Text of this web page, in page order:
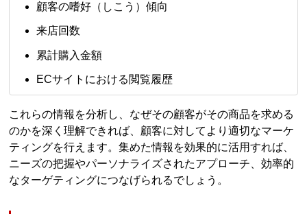
顧客の嗜好（しこう）傾向
来店回数
累計購入金額
ECサイトにおける閲覧履歴
これらの情報を分析し、なぜその顧客がその商品を求める
のかを深く理解できれば、顧客に対してより適切なマーケ
ティングを行えます。集めた情報を効果的に活用すれば、
ニーズの把握やパーソナライズされたアプローチ、効率的
なターゲティングにつなげられるでしょう。